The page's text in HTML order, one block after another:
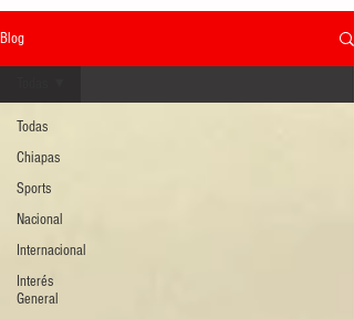
Blog
Todas
Chiapas
Sports
Nacional
Internacional
Interés
General